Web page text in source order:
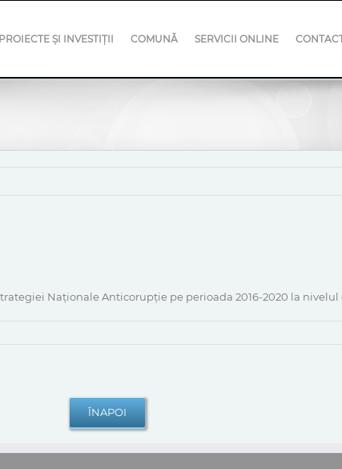
PROIECTE ȘI INVESTIȚII COMUNĂ SERVICII ONLINE
Naționale Anticorupție pe perioada 2016-2020 la